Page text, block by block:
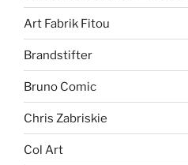
Art Fabrik Fitou
Brandstifter
Bruno Comic
Chris Zabriskie
Col Art